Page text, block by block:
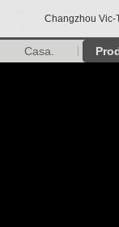
Changzhou Vic-
Casa.